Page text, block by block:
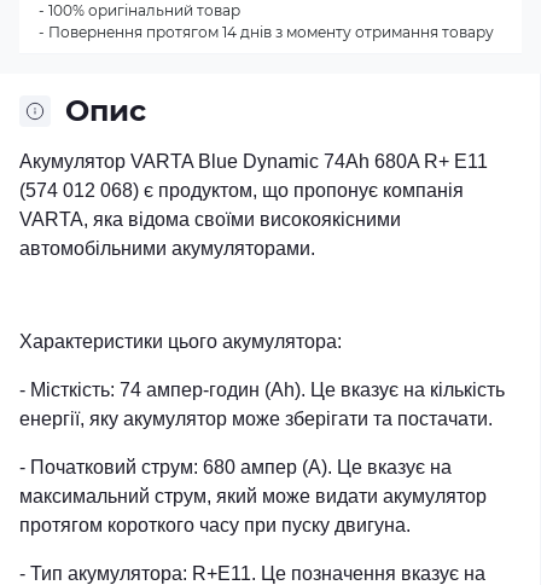
Опис
Акумулятор VARTA Blue Dynamic 74Ah 680A R+ E11
(574 012 068) є продуктом, що пропонує компанія
VARTA, яка відома своїми високоякісними
автомобільними акумуляторами.
Характеристики цього акумулятора:
- Місткість: 74 ампер-годин (Ah). Це вказує на кількість
енергії, яку акумулятор може зберігати та постачати.
- Початковий струм: 680 ампер (A). Це вказує на
максимальний струм, який може видати акумулятор
протягом короткого часу при пуску двигуна.
- Тип акумулятора: R+E11. Це позначення вказує на
- 100% оригінальний товар
- Повернення протягом 14 днів з моменту отримання товару